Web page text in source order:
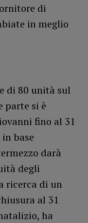
di
in meglio
di 80 unità sul
parte si è
fino al 31
base
darà
degli
ricerca di un
al 31
ha